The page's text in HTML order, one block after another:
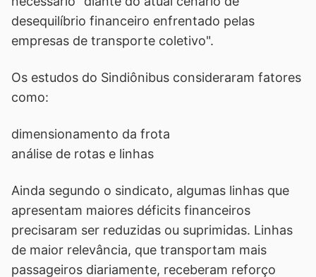
desequilíbrio financeiro enfrentado pelas
empresas de transporte coletivo".
Os estudos do Sindiônibus consideraram fatores
como:
dimensionamento da frota
análise de rotas e linhas
Ainda segundo o sindicato, algumas linhas que
apresentam maiores déficits financeiros
precisaram ser reduzidas ou suprimidas. Linhas
de maior relevância, que transportam mais
passageiros diariamente, receberam reforço